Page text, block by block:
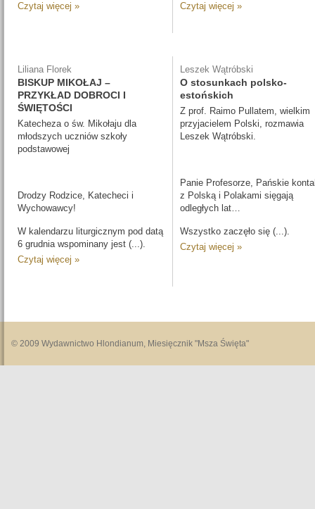
Czytaj więcej »
Czytaj więcej »
Liliana Florek
BISKUP MIKOŁAJ –
PRZYKŁAD DOBROCI I
ŚWIĘTOŚCI
Katecheza o św. Mikołaju dla
młodszych uczniów szkoły
podstawowej
Drodzy Rodzice, Katecheci i
Wychowawcy!
W kalendarzu liturgicznym pod datą
6 gru­dnia wspominany jest (...).
Czytaj więcej »
Leszek Wątróbski
O stosunkach polsko-
estońskich
Z prof. Raimo Pullatem, wielkim
przyjacielem Polski, rozmawia
Leszek Wątróbski.
Panie Profesorze, Pańskie
z Polską i Polakami sięgają
odległych lat…
Wszystko zaczęło się (...).
Czytaj więcej »
© 2009 Wydawnictwo Hlondianum, Miesięcznik "Msza Święta"